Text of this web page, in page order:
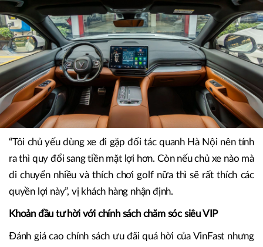
“Tôi chủ yếu dùng xe đi gặp đối tác quanh Hà Nội nên tính
ra thì quy đổi sang tiền mặt lợi hơn. Còn nếu chủ xe nào mà
di chuyển nhiều và thích chơi golf nữa thì sẽ rất thích các
quyền lợi này”, vị khách hàng nhận định.
Khoản đầu tư hời với chính sách chăm sóc siêu VIP
Đánh giá cao chính sách ưu đãi quá hời của VinFast nhưng